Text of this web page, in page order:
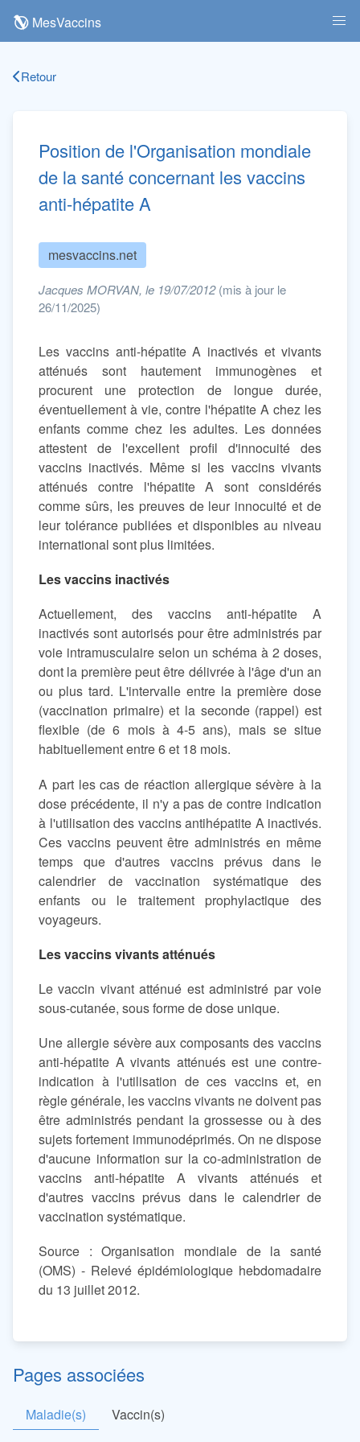
MesVaccins
Retour
Position de l'Organisation mondiale
de la santé concernant les vaccins
anti-hépatite A
mesvaccins.net
Jacques MORVAN, le 19/07/2012 (mis à jour le
26/11/2025)
Les vaccins anti-hépatite A inactivés et vivants
atténués sont hautement immunogènes et
procurent une protection de longue durée,
éventuellement à vie, contre l'hépatite A chez les
enfants comme chez les adultes. Les données
attestent de l'excellent profil d'innocuité des
vaccins inactivés. Même si les vaccins vivants
atténués contre l'hépatite A sont considérés
comme sûrs, les preuves de leur innocuité et de
leur tolérance publiées et disponibles au niveau
international sont plus limitées.
Les vaccins inactivés
Actuellement, des vaccins anti-hépatite A
inactivés sont autorisés pour être administrés par
voie intramusculaire selon un schéma à 2 doses,
dont la première peut être délivrée à l'âge d'un an
ou plus tard. L'intervalle entre la première dose
(vaccination primaire) et la seconde (rappel) est
flexible (de 6 mois à 4-5 ans), mais se situe
habituellement entre 6 et 18 mois.
A part les cas de réaction allergique sévère à la
dose précédente, il n'y a pas de contre indication
à l'utilisation des vaccins antihépatite A inactivés.
Ces vaccins peuvent être administrés en même
temps que d'autres vaccins prévus dans le
calendrier de vaccination systématique des
enfants ou le traitement prophylactique des
voyageurs.
Les vaccins vivants atténués
Le vaccin vivant atténué est administré par voie
sous-cutanée, sous forme de dose unique.
Une allergie sévère aux composants des vaccins
anti-hépatite A vivants atténués est une contre-
indication à l'utilisation de ces vaccins et, en
règle générale, les vaccins vivants ne doivent pas
être administrés pendant la grossesse ou à des
sujets fortement immunodéprimés. On ne dispose
d'aucune information sur la co-administration de
vaccins anti-hépatite A vivants atténués et
d'autres vaccins prévus dans le calendrier de
vaccination systématique.
Source : Organisation mondiale de la santé
(OMS) - Relevé épidémiologique hebdomadaire
du 13 juillet 2012.
Pages associées
Maladie(s) Vaccin(s)